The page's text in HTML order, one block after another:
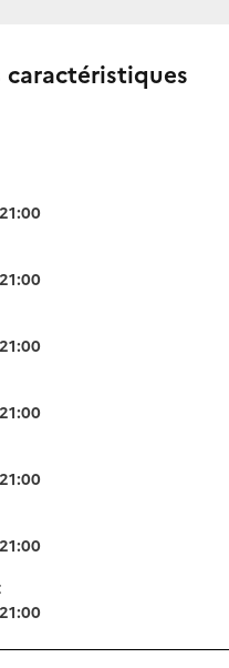
caractéristiques